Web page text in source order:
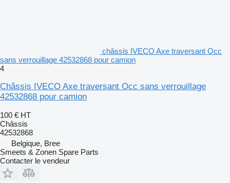
châssis IVECO Axe traversant Occ
sans verrouillage 42532868 pour camion
4
Châssis IVECO Axe traversant Occ sans verrouillage
42532868 pour camion
100 € HT
Châssis
42532868
Belgique, Bree
Smeets & Zonen Spare Parts
Contacter le vendeur